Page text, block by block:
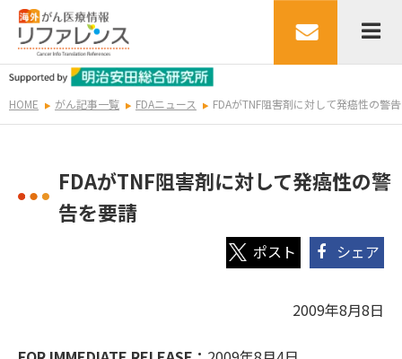
HOME がん記事一覧 FDAニュース FDAがTNF阻害剤に対して発癌性の警
FDAがTNF阻害剤に対して発癌性の警
告を要請
シェア
2009年8月8日